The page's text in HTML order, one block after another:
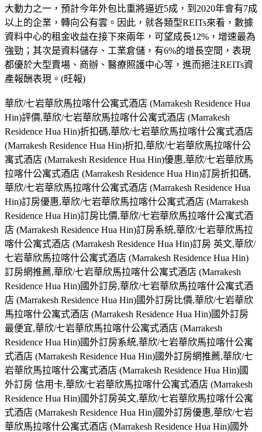
大動力之一，預計今年外包比重將逼近5成，到2020年會有7成
以上的企業，轉向公有雲。因此，就各類型REITs來看，數據
資料中心的租金收益在接下來兩年，可望成長12%，增速最為
強勁；其次是資料儲存、工業倉儲，有6%的增長空間，表現
都優於大型賣場、商辦、醫療照護中心等，進而挹注REITs資
產報酬表現。(旺報)
華欣/七岩華欣馬拉喀什公寓式酒店 (Marrakesh Residence Hua
Hin)評價,華欣/七岩華欣馬拉喀什公寓式酒店 (Marrakesh
Residence Hua Hin)折扣碼,華欣/七岩華欣馬拉喀什公寓式酒店
(Marrakesh Residence Hua Hin)折扣,華欣/七岩華欣馬拉喀什公
寓式酒店 (Marrakesh Residence Hua Hin)優惠,華欣/七岩華欣馬
拉喀什公寓式酒店 (Marrakesh Residence Hua Hin)訂房折扣碼,
華欣/七岩華欣馬拉喀什公寓式酒店 (Marrakesh Residence Hua
Hin)訂房優惠,華欣/七岩華欣馬拉喀什公寓式酒店 (Marrakesh
Residence Hua Hin)訂房比價,華欣/七岩華欣馬拉喀什公寓式酒
店 (Marrakesh Residence Hua Hin)訂房系統,華欣/七岩華欣馬拉
喀什公寓式酒店 (Marrakesh Residence Hua Hin)訂房 英文,華欣/
七岩華欣馬拉喀什公寓式酒店 (Marrakesh Residence Hua Hin)
訂房網推薦,華欣/七岩華欣馬拉喀什公寓式酒店 (Marrakesh
Residence Hua Hin)國外訂房,華欣/七岩華欣馬拉喀什公寓式酒
店 (Marrakesh Residence Hua Hin)國外訂房比價,華欣/七岩華欣
馬拉喀什公寓式酒店 (Marrakesh Residence Hua Hin)國外訂房
最便宜,華欣/七岩華欣馬拉喀什公寓式酒店 (Marrakesh
Residence Hua Hin)國外訂房系統,華欣/七岩華欣馬拉喀什公寓
式酒店 (Marrakesh Residence Hua Hin)國外訂房網推薦,華欣/七
岩華欣馬拉喀什公寓式酒店 (Marrakesh Residence Hua Hin)國
外訂房 信用卡,華欣/七岩華欣馬拉喀什公寓式酒店 (Marrakesh
Residence Hua Hin)國外訂房英文,華欣/七岩華欣馬拉喀什公寓
式酒店 (Marrakesh Residence Hua Hin)國外訂房優惠,華欣/七岩
華欣馬拉喀什公寓式酒店 (Marrakesh Residence Hua Hin)國外